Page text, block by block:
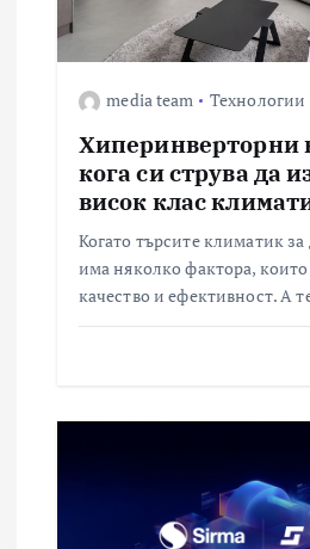
media team Технологии
Хиперинверторни
кога си струва да
висок клас
Когато търсите климатик
има няколко фактора,
качество и ефективност. А